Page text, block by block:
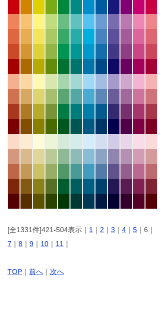
[全1331件]421-504表示｜ 1 ｜ 2 ｜ 3 ｜ 4 ｜ 5 ｜6｜
7 ｜ 8 ｜ 9 ｜ 10 ｜ 11 ｜
TOP ｜ 前へ ｜ 次へ